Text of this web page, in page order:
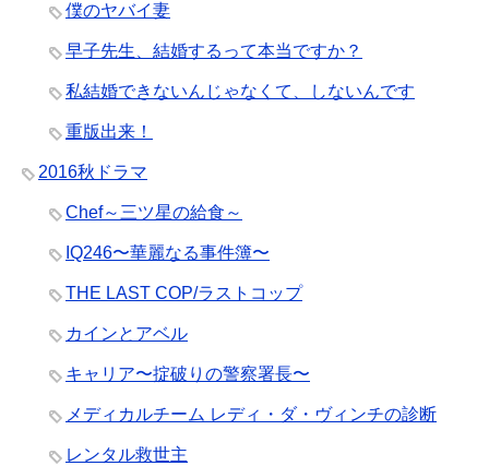
僕のヤバイ妻
早子先生、結婚するって本当ですか？
私結婚できないんじゃなくて、しないんです
重版出来！
2016秋ドラマ
Chef～三ツ星の給食～
IQ246〜華麗なる事件簿〜
THE LAST COP/ラストコップ
カインとアベル
キャリア〜掟破りの警察署長〜
メディカルチーム レディ・ダ・ヴィンチの診断
レンタル救世主